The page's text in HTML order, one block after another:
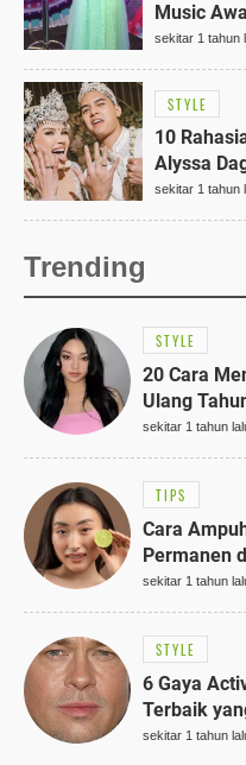
Music
untuk
sekitar 1 tahun
STYLE
10
Alyssa
sekitar 1 tahun
Trending
STYLE
20 Cara
Ulang
Anggun
sekitar 1 tahun
TIPS
Cara
Permanen
sekitar 1 tahun
STYLE
6 Gaya
Terbaik
Fashionmu
sekitar 1 tahun